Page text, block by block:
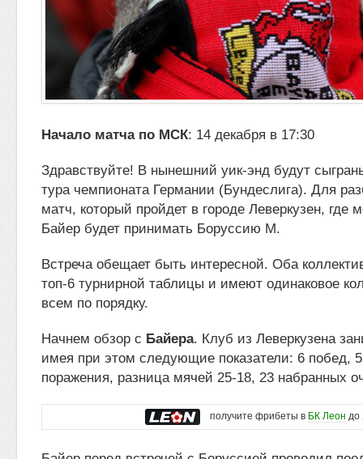
Начало матча по МСК: 14 декабря в 17:30
Здравствуйте! В нынешний уик-энд будут
тура чемпионата Германии (Бундеслига). Для
матч, который пройдет в городе Леверкузен, где
Байер будет принимать Боруссию М.
Встреча обещает быть интересной. Оба
топ-6 турнирной таблицы и имеют одинаковое
всем по порядку.
Начнем обзор с Байера. Клуб из Леверкузена
имея при этом следующие показатели: 6 побед,
поражения, разница мячей 25-18, 23 набранных
получите фрибеты в БК Леон до